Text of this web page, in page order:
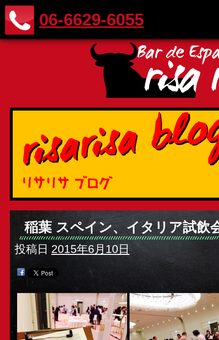
06-6629-6055
稲葉 スペイン、イタリア試飲
投稿日 2015年6月10日